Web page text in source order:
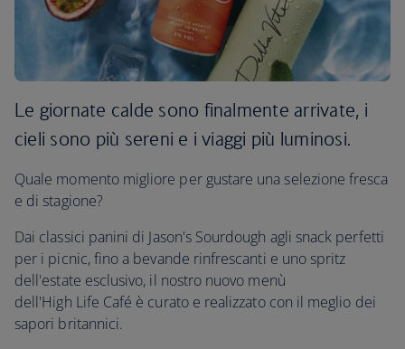
Le giornate calde sono finalmente arrivate, i
cieli sono più sereni e i viaggi più luminosi.
Quale momento migliore per gustare una selezione fresca
e di stagione?
Dai classici panini di Jason's Sourdough agli snack perfetti
per i picnic, fino a bevande rinfrescanti e uno spritz
dell'estate esclusivo, il nostro nuovo menù
dell'High Life Café è curato e realizzato con il meglio dei
sapori britannici.